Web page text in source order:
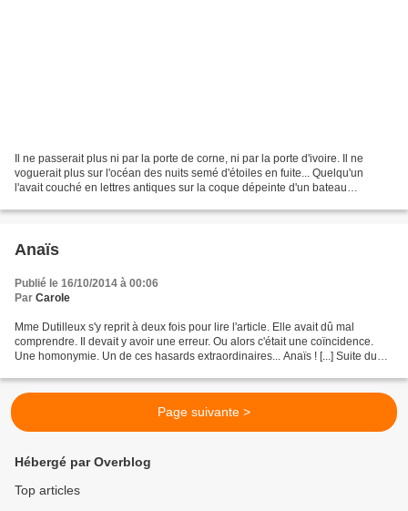
Il ne passerait plus ni par la porte de corne, ni par la porte d'ivoire. Il ne
voguerait plus sur l'océan des nuits semé d'étoiles en fuite... Quelqu'un
l'avait couché en lettres antiques sur la coque dépeinte d'un bateau
Anaïs
Publié le 16/10/2014 à 00:06
Par Carole
Mme Dutilleux s'y reprit à deux fois pour lire l'article. Elle avait dû mal
comprendre. Il devait y avoir une erreur. Ou alors c'était une coïncidence.
Une homonymie. Un de ces hasards extraordinaires... Anaïs ! [...] Suite du
Page suivante >
Hébergé par Overblog
Top articles